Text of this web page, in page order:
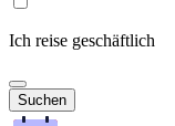
Ich reise geschäftlich
Suchen